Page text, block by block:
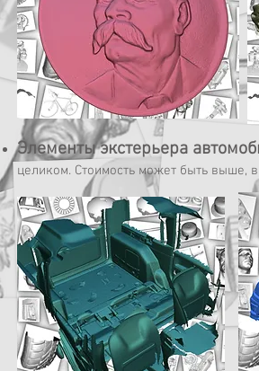
Элементы экстерьера
целиком. Стоимость может быть выше,